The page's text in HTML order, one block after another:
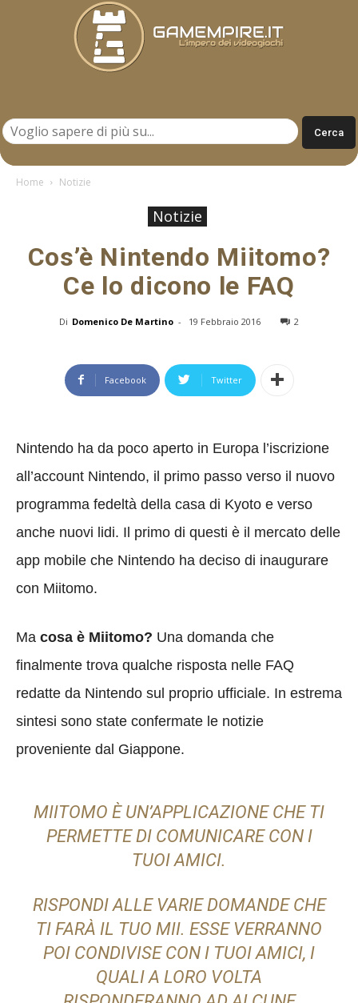
Home Notizie
Notizie
Cos’è Nintendo Miitomo?
Ce lo dicono le FAQ
Di Domenico De Martino - 19 Febbraio 2016 2
Facebook Twitter
Nintendo ha da poco aperto in Europa l’iscrizione
all’account Nintendo, il primo passo verso il nuovo
programma fedeltà della casa di Kyoto e verso
anche nuovi lidi. Il primo di questi è il mercato delle
app mobile che Nintendo ha deciso di inaugurare
con Miitomo.
Ma cosa è Miitomo? Una domanda che
finalmente trova qualche risposta nelle FAQ
redatte da Nintendo sul proprio ufficiale. In estrema
sintesi sono state confermate le notizie
proveniente dal Giappone.
MIITOMO È UN’APPLICAZIONE CHE TI
PERMETTE DI COMUNICARE CON I
TUOI AMICI.
RISPONDI ALLE VARIE DOMANDE CHE
TI FARÀ IL TUO MII. ESSE VERRANNO
POI CONDIVISE CON I TUOI AMICI, I
QUALI A LORO VOLTA